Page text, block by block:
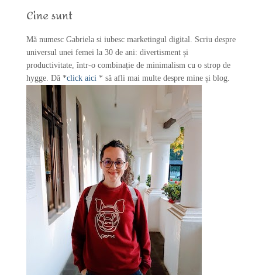
o
:
Cine sunt
Mă numesc Gabriela si iubesc marketingul digital. Scriu despre
universul unei femei la 30 de ani: divertisment și
productivitate, într-o combinație de minimalism cu o strop de
hygge. Dă *click aici * să afli mai multe despre mine și blog.